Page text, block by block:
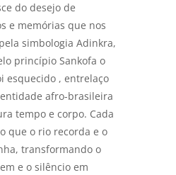
do desejo de
e memórias que nos
simbologia Adinkra,
princípio Sankofa o
esquecido , entrelaço
afro-brasileira
tempo e corpo. Cada
que o rio recorda e o
transformando o
e o silêncio em